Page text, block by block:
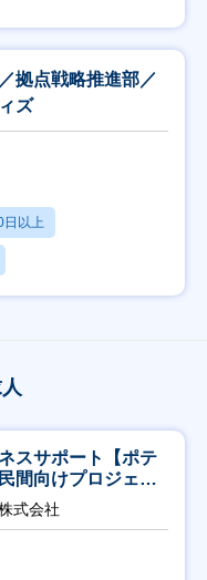
拠点戦略推進部／
ズ
日以上
スサポート【ポテ
間向けプロジェク
式会社